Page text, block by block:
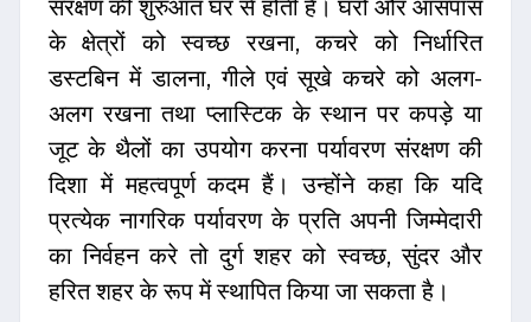
संरक्षण की शुरुआत घर से होती है। घरों और आसपास
के क्षेत्रों को स्वच्छ रखना, कचरे को निर्धारित
डस्टबिन में डालना, गीले एवं सूखे कचरे को अलग-
अलग रखना तथा प्लास्टिक के स्थान पर कपड़े या
जूट के थैलों का उपयोग करना पर्यावरण संरक्षण की
दिशा में महत्वपूर्ण कदम हैं। उन्होंने कहा कि यदि
प्रत्येक नागरिक पर्यावरण के प्रति अपनी जिम्मेदारी
का निर्वहन करे तो दुर्ग शहर को स्वच्छ, सुंदर और
हरित शहर के रूप में स्थापित किया जा सकता है।